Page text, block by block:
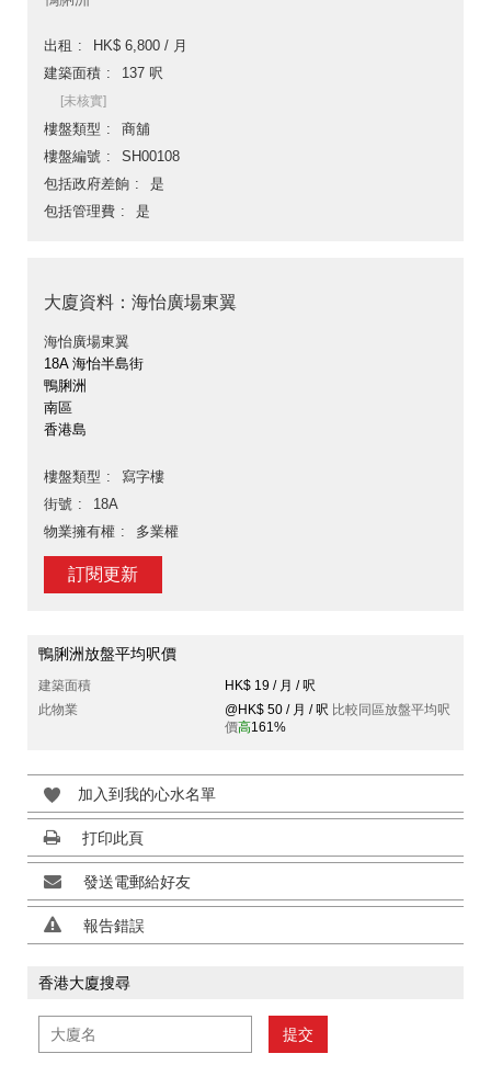
出租
HK$ 6,800 / 月
建築面積
137 呎
[未核實]
樓盤類型
商舖
樓盤編號
SH00108
包括政府差餉
是
包括管理費
是
大廈資料：海怡廣場東翼
海怡廣場東翼
18A 海怡半島街
鴨脷洲
南區
香港島
樓盤類型
寫字樓
街號
18A
物業擁有權
多業權
訂閱更新
鴨脷洲放盤平均呎價
建築面積
HK$ 19 / 月 / 呎
此物業
@HK$ 50 / 月 / 呎 比較同區放盤平均呎
價高161%
加入到我的心水名單
打印此頁
發送電郵給好友
報告錯誤
香港大廈搜尋
提交